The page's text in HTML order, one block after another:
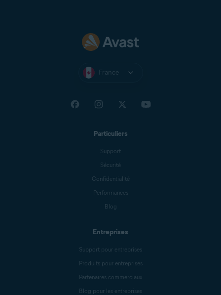
France
Particuliers
Support
Sécurité
Confidentialité
Performances
Blog
Entreprises
Support pour entreprises
Produits pour entreprises
Partenaires commerciaux
Blog pour les entreprises